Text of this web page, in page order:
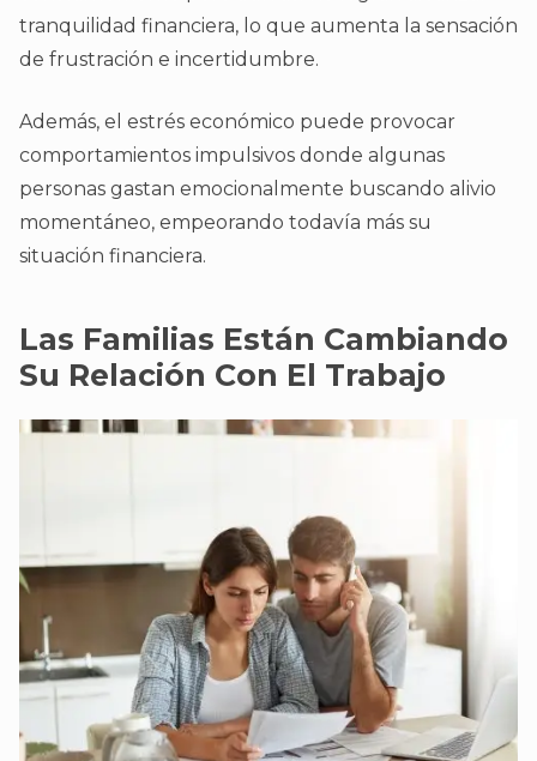
tranquilidad financiera, lo que aumenta la sensación
de frustración e incertidumbre.
Además, el estrés económico puede provocar
comportamientos impulsivos donde algunas
personas gastan emocionalmente buscando alivio
momentáneo, empeorando todavía más su
situación financiera.
Las Familias Están Cambiando
Su Relación Con El Trabajo